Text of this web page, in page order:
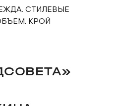
СТИЛЕВЫЕ
КРОЙ